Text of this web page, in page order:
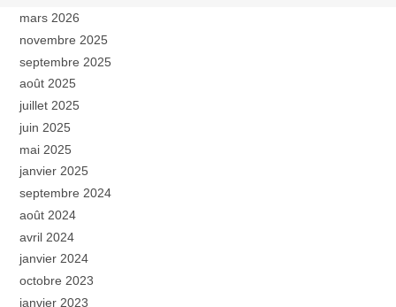
mars 2026
novembre 2025
septembre 2025
août 2025
juillet 2025
juin 2025
mai 2025
janvier 2025
septembre 2024
août 2024
avril 2024
janvier 2024
octobre 2023
janvier 2023